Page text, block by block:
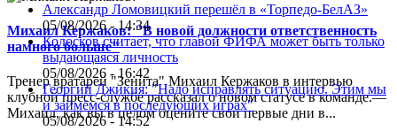
Михаил Кержаков: "В новой должности ответственность
намного больше"
Тренер вратарей "Зенита" Михаил Кержаков в интервью
клубной пресс-службе рассказал о новом статусе в команде.—
Михаил, как вы в целом оцените свои первые дни в...
Александр Ломовицкий перешёл в «Торпедо-БелАЗ»
05/08/2026 - 14:34
Колосков считает, что главой ФИФА может быть только
выдающаяся личность
05/08/2026 - 16:42
Георгий Джикия: "Надо исправлять ситуацию. Этим мы
и займёмся в последующих играх"
05/08/2026 - 14:52